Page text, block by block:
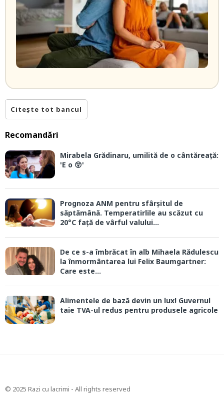
Citește tot bancul
Recomandări
Mirabela Grădinaru, umilită de o cântăreață:
'E o 😲'
Prognoza ANM pentru sfârșitul de
săptămână. Temperatirlile au scăzut cu
20°C față de vârful valului...
De ce s-a îmbrăcat în alb Mihaela Rădulescu
la înmormântarea lui Felix Baumgartner:
Care este...
Alimentele de bază devin un lux! Guvernul
taie TVA-ul redus pentru produsele agricole
© 2025 Razi cu lacrimi - All rights reserved